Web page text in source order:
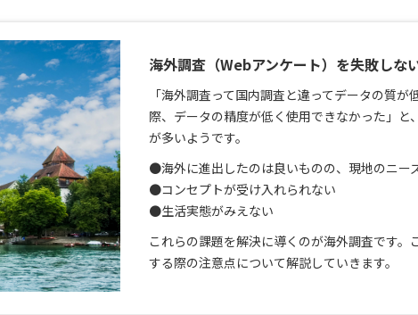
海外調査（Webアンケート）を失敗しな
「海外調査って国内調査と違ってデータの質
際、データの精度が低く使用できなかった」
が多いようです。
●海外に進出したのは良いものの、現地のニー
●コンセプトが受け入れられない
●生活実態がみえない
これらの課題を解決に導くのが海外調査です
する際の注意点について解説していきます。